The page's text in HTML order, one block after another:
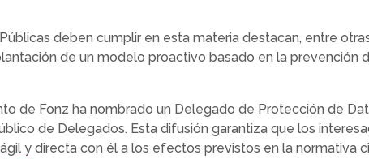
deben cumplir en esta materia destacan, entre
de un modelo proactivo basado en la prevención
de Fonz ha nombrado un Delegado de Protección de
de Delegados. Esta difusión garantiza que los
y directa con él a los efectos previstos en la normativa